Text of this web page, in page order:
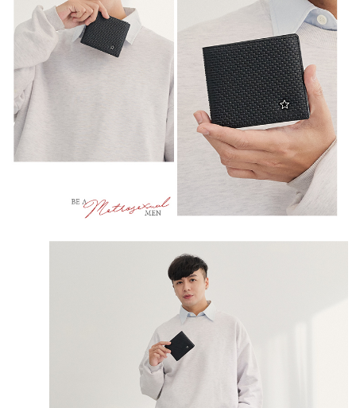
每筆NT$250，滿NT$2,000(含以上)免運費